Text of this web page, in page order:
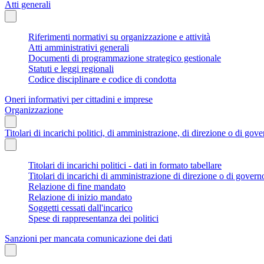
Atti generali
Riferimenti normativi su organizzazione e attività
Atti amministrativi generali
Documenti di programmazione strategico gestionale
Statuti e leggi regionali
Codice disciplinare e codice di condotta
Oneri informativi per cittadini e imprese
Organizzazione
Titolari di incarichi politici, di amministrazione, di direzione o di
Titolari di incarichi politici - dati in formato tabellare
Titolari di incarichi di amministrazione di direzione o di
Relazione di fine mandato
Relazione di inizio mandato
Soggetti cessati dall'incarico
Spese di rappresentanza dei politici
Sanzioni per mancata comunicazione dei dati